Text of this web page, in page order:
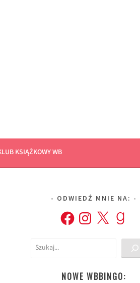
KSIĄŻKOWY WB
ODWIEDŹ MNIE NA:
FacebookInstagram
X Goodreads
Szukaj
NOWE WBBINGO: